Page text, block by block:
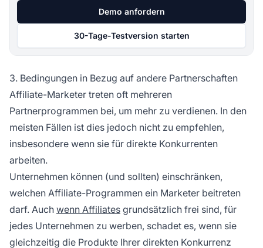
Demo anfordern
30-Tage-Testversion starten
3. Bedingungen in Bezug auf andere Partnerschaften
Affiliate-Marketer treten oft mehreren
Partnerprogrammen bei, um mehr zu verdienen. In den
meisten Fällen ist dies jedoch nicht zu empfehlen,
insbesondere wenn sie für direkte Konkurrenten
arbeiten.
Unternehmen können (und sollten) einschränken,
welchen Affiliate-Programmen ein Marketer beitreten
darf. Auch wenn Affiliates grundsätzlich frei sind, für
jedes Unternehmen zu werben, schadet es, wenn sie
gleichzeitig die Produkte Ihrer direkten Konkurrenz